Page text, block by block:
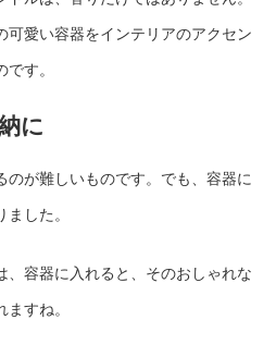
可愛い容器をインテリアのアクセン
す。
に
のが難しいものです。でも、容器に
した。
、容器に入れると、そのおしゃれな
すね。